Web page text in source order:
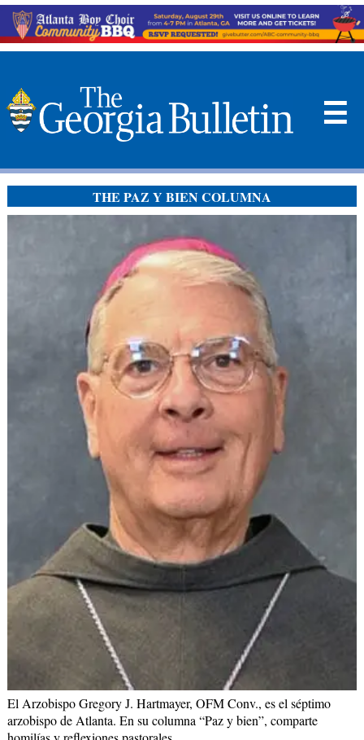
☰
THE PAZ Y BIEN COLUMNA
El Arzobispo Gregory J. Hartmayer, OFM Conv., es el séptimo
arzobispo de Atlanta. En su columna “Paz y bien”, comparte